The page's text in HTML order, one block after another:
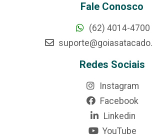
Fale Conosco
(62) 4014-4700
Redes Sociais
Instagram
Facebook
Linkedin
YouTube